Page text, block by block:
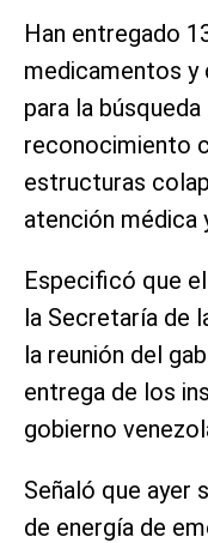
Han entregado
medicamentos y
para la
reconocimiento
estructuras
atención médica
Especificó que
la Secretaría de
la reunión del
entrega de los
gobierno
Señaló que ayer
de energía de